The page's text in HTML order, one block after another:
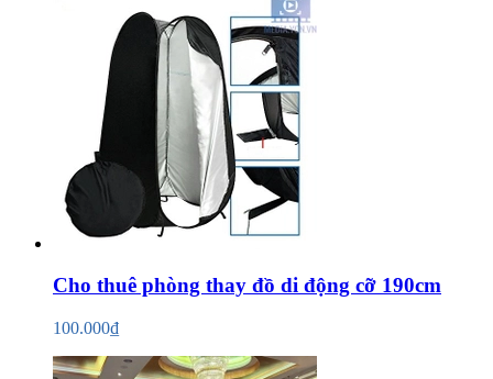
Cho thuê phòng thay đồ di động cỡ 190cm
100.000₫